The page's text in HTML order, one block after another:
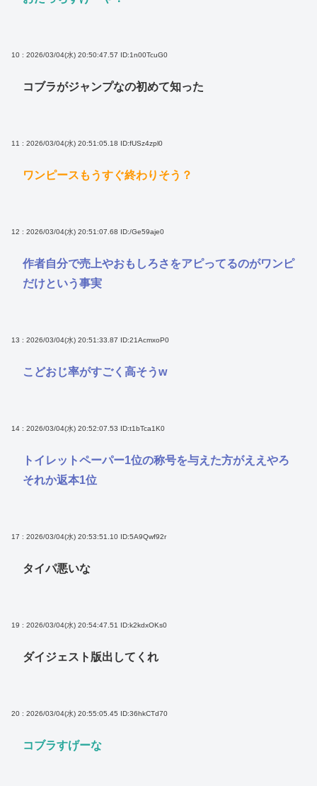
10 : 2026/03/04(水) 20:50:47.57 ID:1n00TcuG0
コブラがジャンプなの初めて知った
11 : 2026/03/04(水) 20:51:05.18 ID:fUSz4zpl0
ワンピースもうすぐ終わりそう？
12 : 2026/03/04(水) 20:51:07.68 ID:/Ge59aje0
作者自分で売上やおもしろさをアピってるのがワンピ
だけという事実
13 : 2026/03/04(水) 20:51:33.87 ID:21AcmxoP0
こどおじ率がすごく高そうw
14 : 2026/03/04(水) 20:52:07.53 ID:t1bTca1K0
トイレットペーパー1位の称号を与えた方がええやろ
それか返本1位
17 : 2026/03/04(水) 20:53:51.10 ID:5A9Qwf92r
タイパ悪いな
19 : 2026/03/04(水) 20:54:47.51 ID:k2kdxOKs0
ダイジェスト版出してくれ
20 : 2026/03/04(水) 20:55:05.45 ID:36hkCTd70
コブラすげーな